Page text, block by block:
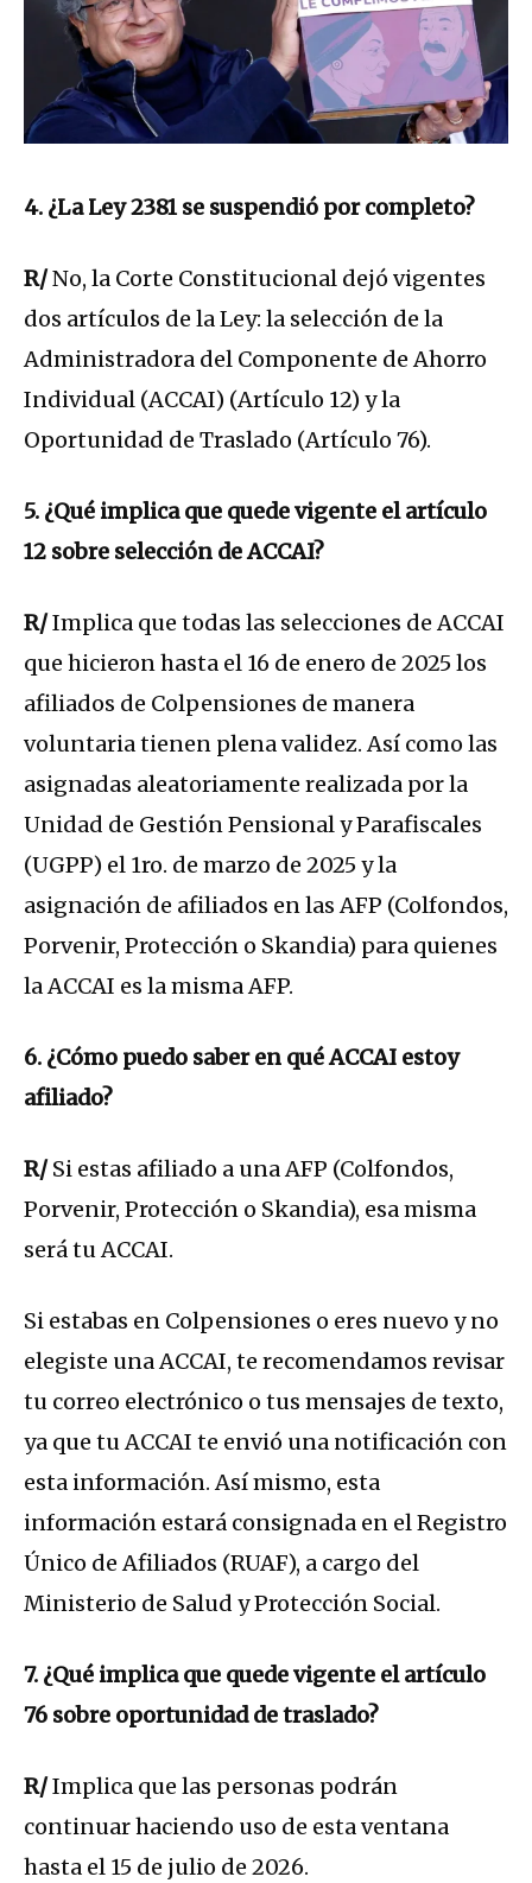
4. ¿La Ley 2381 se suspendió por completo?
R/No, la Corte Constitucional dejó vigentes
dos artículos de la Ley: la selección de la
Administradora del Componente de Ahorro
Individual (ACCAI) (Artículo 12) y la
Oportunidad de Traslado (Artículo 76).
5. ¿Qué implica que quede vigente el artículo
12 sobre selección de ACCAI?
R/Implica que todas las selecciones de ACCAI
que hicieron hasta el 16 de enero de 2025 los
afiliados de Colpensiones de manera
voluntaria tienen plena validez. Así como las
asignadas aleatoriamente realizada por la
Unidad de Gestión Pensional y Parafiscales
(UGPP) el 1ro. de marzo de 2025 y la
asignación de afiliados en las AFP (Colfondos,
Porvenir, Protección o Skandia) para quienes
la ACCAI es la misma AFP.
6. ¿Cómo puedo saber en qué ACCAI estoy
afiliado?
R/Si estas afiliado a una AFP (Colfondos,
Porvenir, Protección o Skandia), esa misma
será tu ACCAI.
Si estabas en Colpensiones o eres nuevo y no
elegiste una ACCAI, te recomendamos revisar
tu correo electrónico o tus mensajes de texto,
ya que tu ACCAI te envió una notificación con
esta información. Así mismo, esta
información estará consignada en el Registro
Único de Afiliados (RUAF), a cargo del
Ministerio de Salud y Protección Social.
7. ¿Qué implica que quede vigente el artículo
76 sobre oportunidad de traslado?
R/Implica que las personas podrán
continuar haciendo uso de esta ventana
hasta el 15 de julio de 2026.